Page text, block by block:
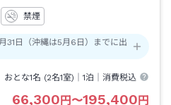
禁煙
日（沖縄は5月6日）までに出
おとな1名 (2名1室)｜1泊 ｜消費税込
66,300円〜195,400円